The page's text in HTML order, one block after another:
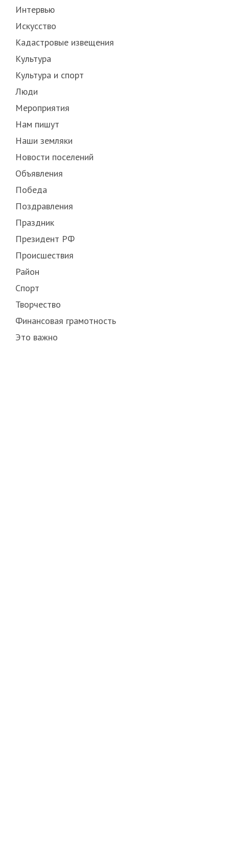
Интервью
Искусство
Кадастровые извещения
Культура
Культура и спорт
Люди
Мероприятия
Нам пишут
Наши земляки
Новости поселений
Объявления
Победа
Поздравления
Праздник
Президент РФ
Происшествия
Район
Спорт
Творчество
Финансовая грамотность
Это важно